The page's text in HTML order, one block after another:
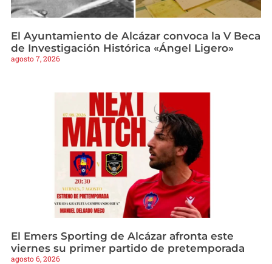
El Ayuntamiento de Alcázar convoca la V Beca
de Investigación Histórica «Ángel Ligero»
agosto 7, 2026
El Emers Sporting de Alcázar afronta este
viernes su primer partido de pretemporada
agosto 6, 2026